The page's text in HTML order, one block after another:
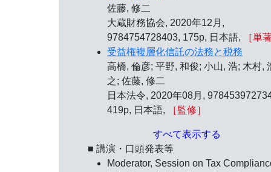
佐藤, 修二
大蔵財務協会, 2020年12月,
9784754728403, 175p, 日本語,
［単
受益権複層化信託の法務と税務
高橋, 倫彦; 平野, 和俊; 小山, 浩; 木村,
之; 佐藤, 修二
日本法令, 2020年08月,
419p, 日本語,
［監修］
すべて表示する
■ 講演・口頭発表等
Moderator, Session on Tax